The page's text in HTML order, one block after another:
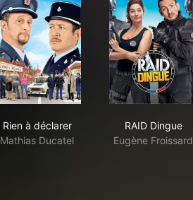
Rien à déclarer
Mathias Ducatel
RAID Dingue
Eugène Froissard